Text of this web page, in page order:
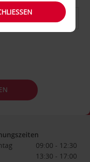
09:00 - 12:30
13:30 - 17:00